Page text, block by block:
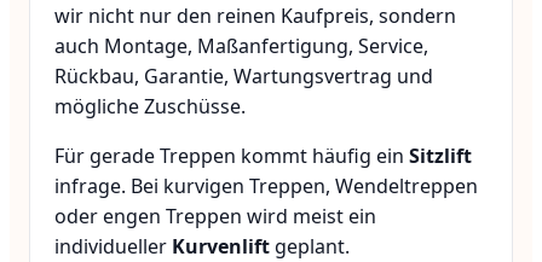
wir nicht nur den reinen Kaufpreis, sondern
auch Montage, Maßanfertigung, Service,
Rückbau, Garantie, Wartungsvertrag und
mögliche Zuschüsse.
Für gerade Treppen kommt häufig ein Sitzlift
infrage. Bei kurvigen Treppen, Wendeltreppen
oder engen Treppen wird meist ein
individueller Kurvenlift geplant.